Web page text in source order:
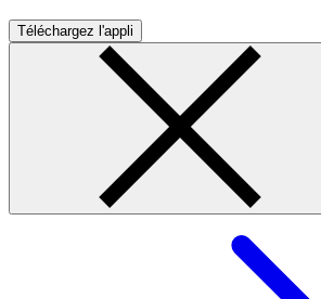
Téléchargez l'appli